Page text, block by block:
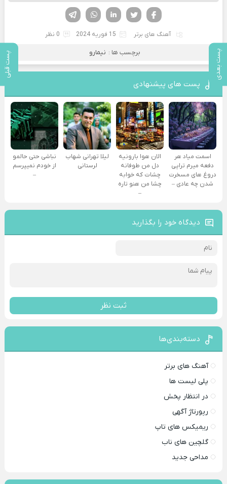
پست بعدی پست قبلی
لینکدین تویتر
فیسوک
آهنگ های برتر 15 فوریه 2024 0 نظر
برچسب ها : نیمارو
پست های پیشنهادی
اسمت میاد هر
دفعه میرم تراپی
دروغ‌ های مسخرت
شدن چه عادی –
الان هوا بارونیه
دل من طوفانه
چشات که خوابه
چشا من هنو تاره
–
لیلا تهرانی شهاب
لرستانی
نباشی حتی حالمو
از خودم نمیپرسم
–
دیدگاه خود را بگذارید
ثبت نظر
دسته‌بندی‌ها
آهنگ های برتر
پلی لیست ها
در انتظار پخش
رپورتاژ آگهی
ریمیکس های تاپ
گلچین های ناب
مداحی جدید